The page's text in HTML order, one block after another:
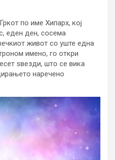
по име Хипарх, кој
еден ден, сосема
живот со уште една
имено, го откри
ѕвезди, што се вика
наречено